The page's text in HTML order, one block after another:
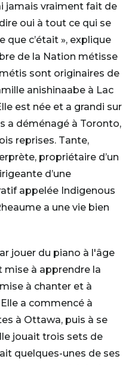
jamais vraiment fait de
oui à tout ce qui se
c’était », explique
de la Nation métisse
sont originaires de
anishinaabe à Lac
est née et a grandi sur
a déménagé à Toronto,
reprises. Tante,
propriétaire d’un
d’une
appelée Indigenous
a une vie bien
jouer du piano à l'âge
mise à apprendre la
à chanter et à
a commencé à
à Ottawa, puis à se
jouait trois sets de
quelques-unes de ses